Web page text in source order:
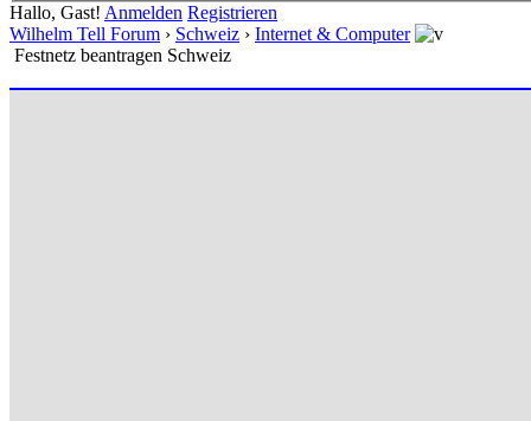
Hallo, Gast! Anmelden Registrieren
Wilhelm Tell Forum › Schweiz › Internet & Computer
Festnetz beantragen Schweiz